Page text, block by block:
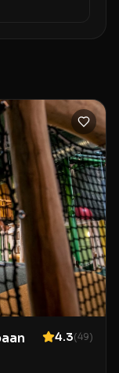
4.3(49)